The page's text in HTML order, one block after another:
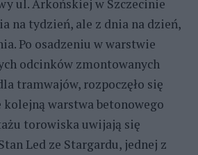
ul. Arkońskiej w Szczecinie
na tydzień, ale z dnia na dzień,
Po osadzeniu w warstwie
odcinków zmontowanych
tramwajów, rozpoczęło się
warstwa betonowego
torowiska uwijają się
Led ze Stargardu, jednej z